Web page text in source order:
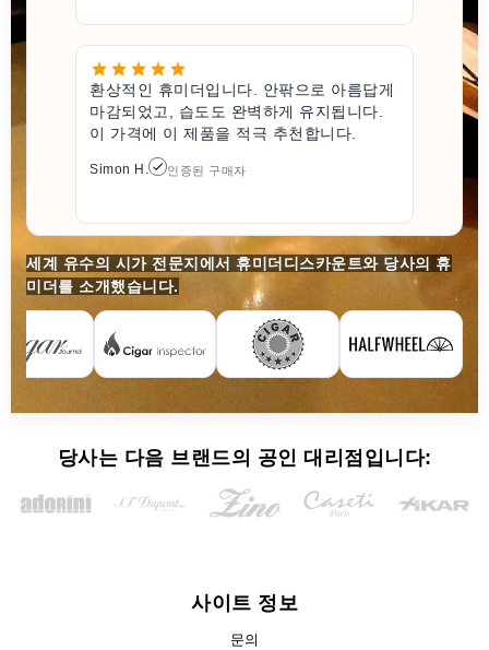
환상적인 휴미더입니다. 안팎으로 아름답게
마감되었고, 습도도 완벽하게 유지됩니다.
이 가격에 이 제품을 적극 추천합니다.
Simon H. 인증된 구매자
세계 유수의 시가 전문지에서 휴미더디스카운트와 당사의 휴
미더를 소개했습니다.
당사는 다음 브랜드의 공인 대리점입니다:
사이트 정보
문의